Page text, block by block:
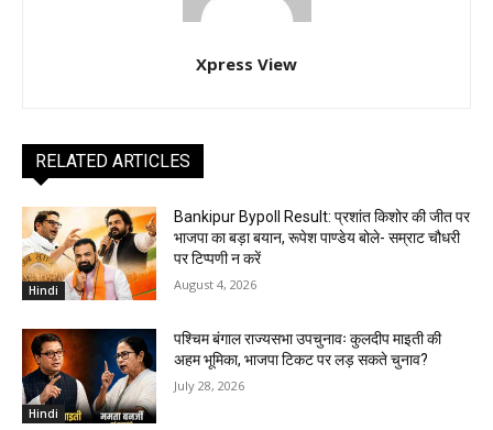
Xpress View
RELATED ARTICLES
Hindi
Bankipur Bypoll Result: प्रशांत किशोर की जीत पर
भाजपा का बड़ा बयान, रूपेश पाण्डेय बोले- सम्राट चौधरी
पर टिप्पणी न करें
August 4, 2026
Hindi
पश्चिम बंगाल राज्यसभा उपचुनावः कुलदीप माइती की
अहम भूमिका, भाजपा टिकट पर लड़ सकते चुनाव?
July 28, 2026